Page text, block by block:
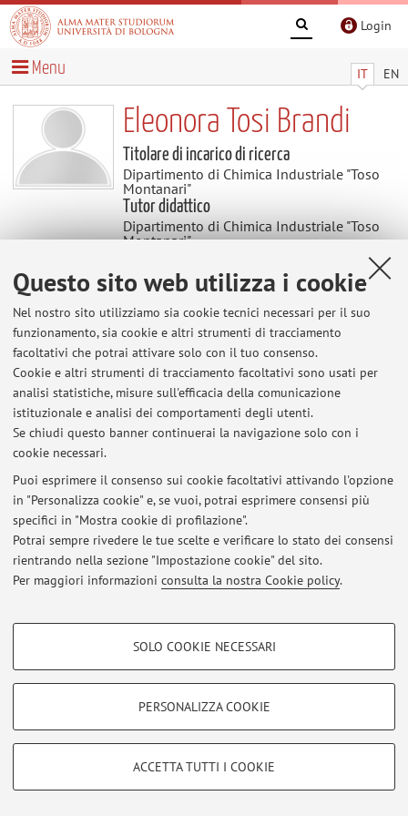
Questo sito web utilizza i cookie
Nel nostro sito utilizziamo sia cookie tecnici necessari per il suo
funzionamento, sia cookie e altri strumenti di tracciamento
facoltativi che potrai attivare solo con il tuo consenso.
Cookie e altri strumenti di tracciamento facoltativi sono usati per
analisi statistiche, misure sull'efficacia della comunicazione
istituzionale e analisi dei comportamenti degli utenti.
Se chiudi questo banner continuerai la navigazione solo con i
cookie necessari.
Puoi esprimere il consenso sui cookie facoltativi attivando l'opzione
in "Personalizza cookie" e, se vuoi, potrai esprimere consensi più
specifici in "Mostra cookie di profilazione".
Potrai sempre rivedere le tue scelte e verificare lo stato dei consensi
rientrando nella sezione "Impostazione cookie" del sito.
Per maggiori informazioni consulta la nostra Cookie policy.
COOKIE DI PROFILAZIONE - FACOLTATIVI
COOKIE TECNICI - NECESSARI
Si tratta di cookie tecnici utilizzati, a titolo esemplificativo, per il corretto
SOLO COOKIE NECESSARI
PERSONALIZZA COOKIE
ACCETTA TUTTI I COOKIE
Login
IT EN
Menu
Eleonora Tosi Brandi
Titolare di incarico di ricerca
Dipartimento di Chimica Industriale "Toso
Montanari"
Tutor didattico
Dipartimento di Chimica Industriale "Toso
Montanari"
Contenuti utili
Al momento non sono presenti contenuti.
Ultimi avvisi
Al momento non sono presenti avvisi.
Area riservata
Accedi tramiteloginper gestire tutti i contenuti del sito.
© 2026 - ALMA MATER STUDIORUM - Università di Bologna - Via
Zamboni, 33 - 40126 Bologna - Partita IVA: 01131710376